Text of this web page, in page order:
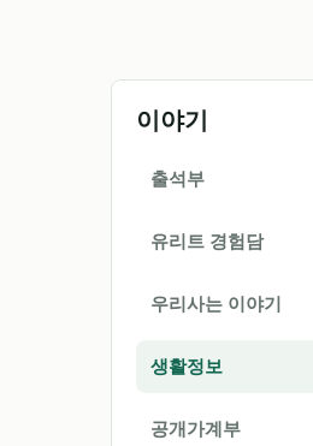
이야기
출석부
유리트 경험담
우리사는 이야기
생활정보
공개가계부